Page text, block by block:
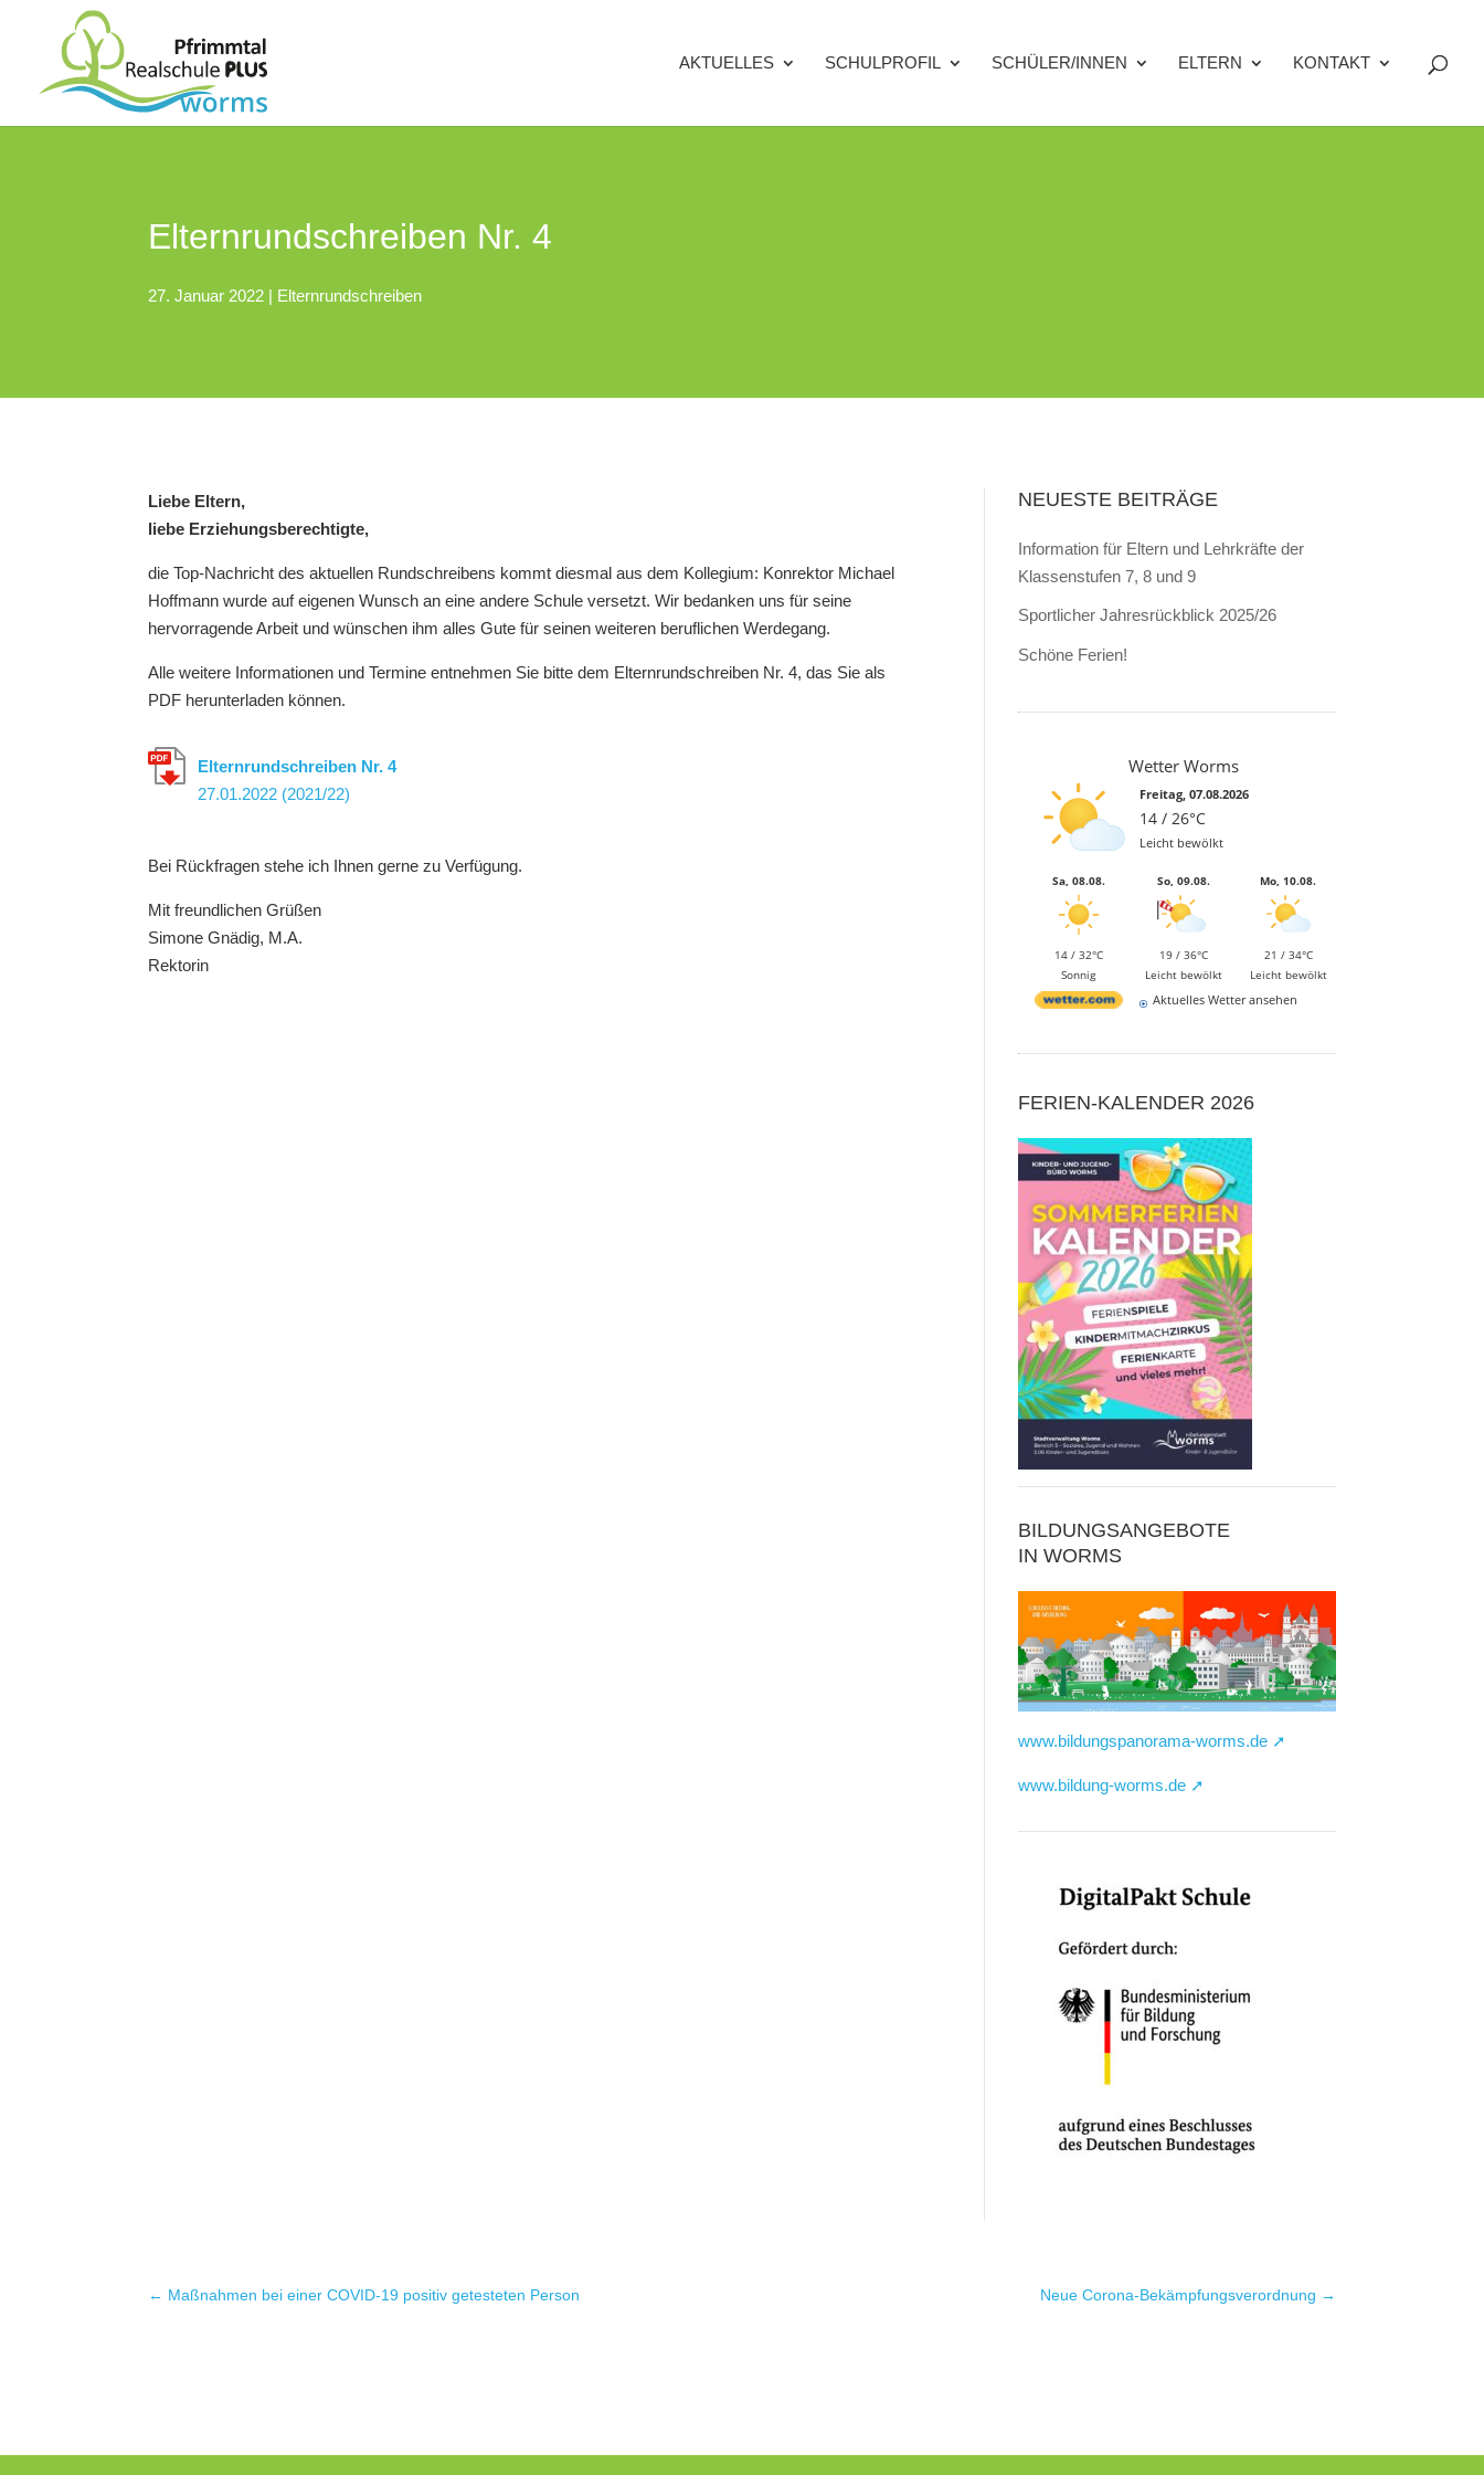
AKTUELLES SCHULPROFIL SCHÜLER/INNEN ELTERN KONTAKT
Elternrundschreiben Nr. 4
27. Januar 2022 | Elternrundschreiben
Liebe Eltern,
liebe Erziehungsberechtigte,
die Top-Nachricht des aktuellen Rundschreibens kommt diesmal aus dem Kollegium: Konrektor Michael
Hoffmann wurde auf eigenen Wunsch an eine andere Schule versetzt. Wir bedanken uns für seine
hervorragende Arbeit und wünschen ihm alles Gute für seinen weiteren beruflichen Werdegang.
Alle weitere Informationen und Termine entnehmen Sie bitte dem Eltern­rundschreiben Nr. 4, das Sie als
PDF herunterladen können.
Elternrund­schreiben Nr. 4
27.01.2022 (2021/22)
Bei Rückfragen stehe ich Ihnen gerne zu Verfügung.
Mit freundlichen Grüßen
Simone Gnädig, M.A.
Rektorin
NEUESTE BEITRÄGE
Information für Eltern und Lehrkräfte der
Klassenstufen 7, 8 und 9
Sportlicher Jahresrückblick 2025/26
Schöne Ferien!
Wetter Worms
Freitag, 07.08.2026
14 / 26°C
Leicht bewölkt
Sa, 08.08.
14 / 32°C
Sonnig
So, 09.08.
19 / 36°C
Leicht bewölkt
Mo, 10.08.
21 / 34°C
Leicht bewölkt
Aktuelles Wetter ansehen
FERIEN-KALENDER 2026
BILDUNGSANGEBOTE
IN WORMS
www.bildungspanorama-worms.de ➚
www.bildung-worms.de ➚
← Maßnahmen bei einer COVID-19 positiv getesteten Person Neue Corona-Bekämpfungs­verordnung →